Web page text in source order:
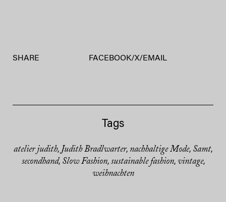
SHARE FACEBOOK/X/EMAIL
Tags
atelier judith, Judith Bradlwarter, nachhaltige Mode, Samt,
secondhand, Slow Fashion, sustainable fashion, vintage,
weihnachten